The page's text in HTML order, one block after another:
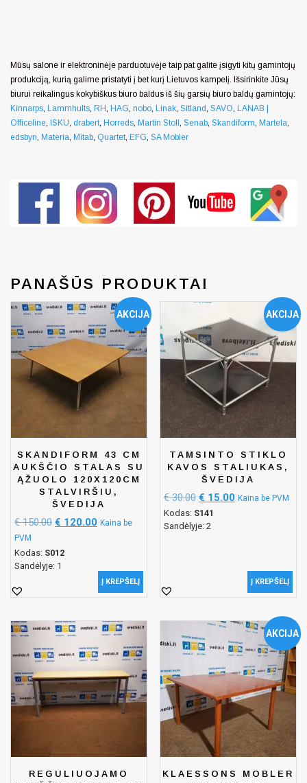
Mūsų salone ir elektroninėje parduotuvėje taip pat galite įsigyti kitų gamintojų
produkciją, kurią galime pristatyti į bet kurį Lietuvos kampelį. Išsirinkite Jūsų
biurui reikalingus kokybiškus biuro baldus iš šių garsių biuro baldų gamintojų:
Kinnarps, Lammhults, RH, HAG, nobo, Linak, Sitland, SAVO, LANAB |
Officeline, ISKU, drabert, Horreds, Martin Stoll, Senab, Skandiform, Martela,
edsbyn, Materia, Mitab, Quartet, EFG, SA Mobler
PANAŠŪS PRODUKTAI
AKCIJA
SKANDIFORM 43 CM
AUKŠČIO STALAS SU
ĄŽUOLO 120X120CM
STALVIRŠIU,
ŠVEDIJA
€150.00 € 120.00 Kaina be
PVM
Kodas: S012
Sandėlyje: 1
Į KREPŠELĮ
AKCIJA
TAMSINTO STIKLO
KAVOS STALIUKAS,
ŠVEDIJA
€30.00 € 15.00 Kaina be PVM
Kodas: S141
Sandėlyje: 2
Į KREPŠELĮ
REGULIUOJAMO
AKCIJA
KLAESSONS MOBLER